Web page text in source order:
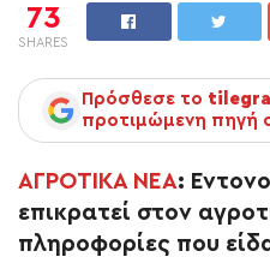
73
SHARES
Πρόσθεσε το
προτιμώμενη πηγή
ΑΓΡΟΤΙΚΑ ΝΕΑ:
επικρατεί στον
πληροφορίες που